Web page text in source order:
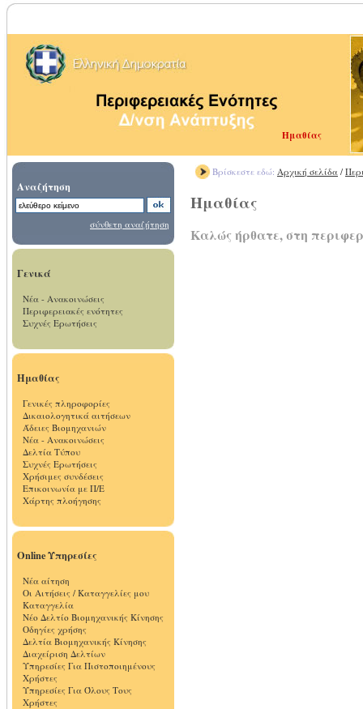
Ημαθίας
Αναζήτηση
σύνθετη αναζήτηση
Γενικά
Νέα - Ανακοινώσεις
Περιφερειακές ενότητες
Συχνές Ερωτήσεις
Ημαθίας
Γενικές πληροφορίες
Δικαιολογητικά αιτήσεων
Άδειες Βιομηχανιών
Νέα - Ανακοινώσεις
Δελτία Τύπου
Συχνές Ερωτήσεις
Χρήσιμες συνδέσεις
Επικοινωνία με Π/Ε
Χάρτης πλοήγησης
Online Υπηρεσίες
Νέα αίτηση
Οι Αιτήσεις / Καταγγελίες μου
Καταγγελία
Νέο Δελτίο Βιομηχανικής Κίνησης
Οδηγίες χρήσης
Δελτία Βιομηχανικής Κίνησης
Διαχείριση Δελτίων
Υπηρεσίες Για Πιστοποιημένους
Χρήστες
Υπηρεσίες Για Όλους Τους
Χρήστες
Βρίσκεστε εδώ: Αρχική σελίδα /
Ημαθίας
Καλώς ήρθατε, στη